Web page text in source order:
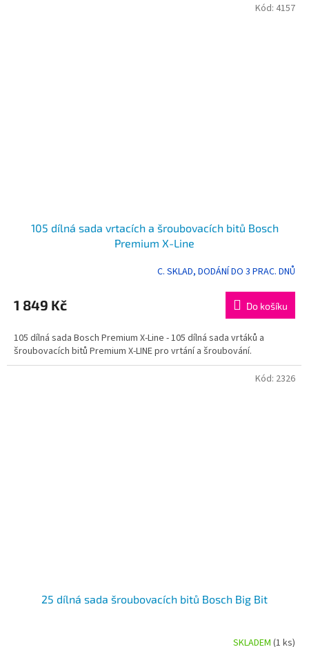
105 dílná sada vrtacích a šroubovacích bitů Bosch
Premium X-Line
C. SKLAD, DODÁNÍ DO 3 PRAC. DNŮ
1 849 Kč Do košíku
105 dílná sada Bosch Premium X-Line - 105 dílná sada vrtáků a
šroubovacích bitů Premium X-LINE pro vrtání a šroubování.
Kód: 4157
25 dílná sada šroubovacích bitů Bosch Big Bit
SKLADEM(1 ks)
Kód: 2326